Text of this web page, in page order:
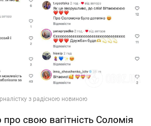
свою вагітність Соломія